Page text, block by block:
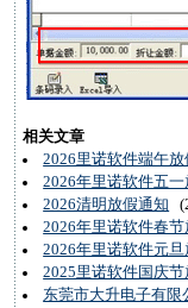
相关文章
2026里诺软件端午
2026年里诺软件五
2026清明放假通知
2026年里诺软件春
2026年里诺软件元
2025里诺软件国庆
东莞市大升电子有